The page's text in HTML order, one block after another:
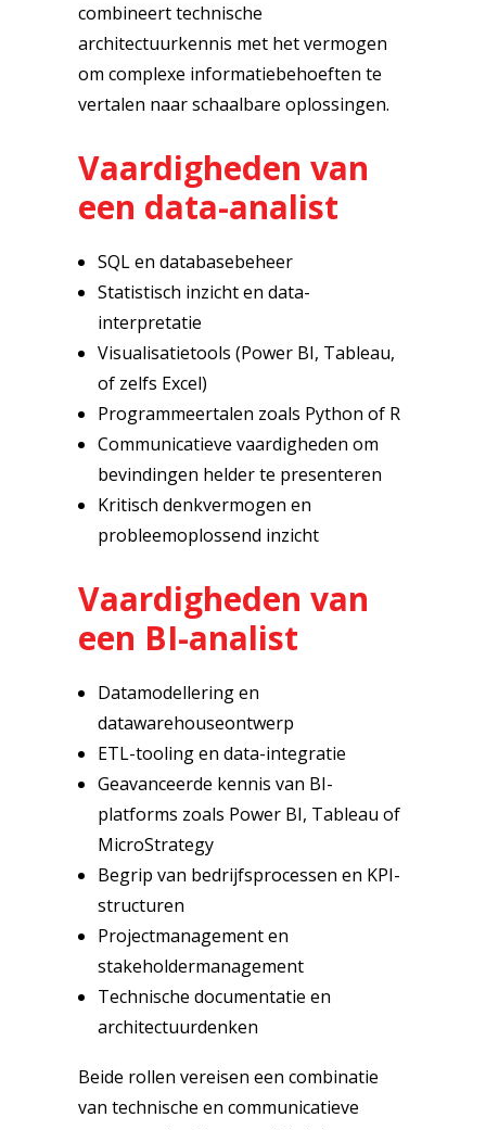
combineert technische
architectuurkennis met het vermogen
om complexe informatiebehoeften te
vertalen naar schaalbare oplossingen.
Vaardigheden van
een data-analist
SQL en databasebeheer
Statistisch inzicht en data-
interpretatie
Visualisatietools (Power BI, Tableau,
of zelfs Excel)
Programmeertalen zoals Python of R
Communicatieve vaardigheden om
bevindingen helder te presenteren
Kritisch denkvermogen en
probleemoplossend inzicht
Vaardigheden van
een BI-analist
Datamodellering en
datawarehouseontwerp
ETL-tooling en data-integratie
Geavanceerde kennis van BI-
platforms zoals Power BI, Tableau of
MicroStrategy
Begrip van bedrijfsprocessen en KPI-
structuren
Projectmanagement en
stakeholdermanagement
Technische documentatie en
architectuurdenken
Beide rollen vereisen een combinatie
van technische en communicatieve